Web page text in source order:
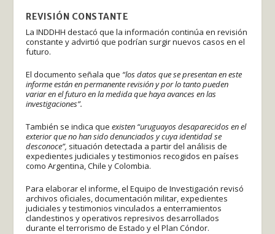
REVISIÓN CONSTANTE
La INDDHH destacó que la información continúa en revisión
constante y advirtió que podrían surgir nuevos casos en el
futuro.
El documento señala que “los datos que se presentan en este
informe están en permanente revisión y por lo tanto pueden
variar en el futuro en la medida que haya avances en las
investigaciones”.
También se indica queexisten “uruguayos desaparecidos en el
exterior que no han sido denunciados y cuya identidad se
desconoce”, situación detectada a partir del análisis de
expedientes judiciales y testimonios recogidos en países
como Argentina, Chile y Colombia.
Para elaborar el informe, el Equipo de Investigación revisó
archivos oficiales, documentación militar, expedientes
judiciales y testimonios vinculados a enterramientos
clandestinos y operativos represivos desarrollados
durante el terrorismo de Estado y el Plan Cóndor.